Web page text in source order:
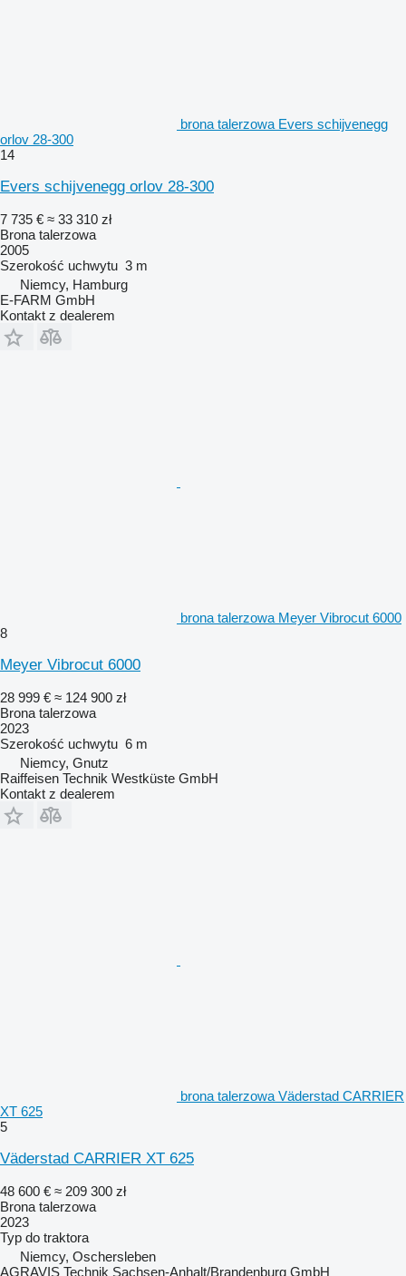
brona talerzowa Evers schijvenegg
orlov 28-300
14
Evers schijvenegg orlov 28-300
7 735 € ≈ 33 310 zł
Brona talerzowa
2005
Szerokość uchwytu 3 m
Niemcy, Hamburg
E-FARM GmbH
Kontakt z dealerem
brona talerzowa Meyer Vibrocut 6000
8
Meyer Vibrocut 6000
28 999 € ≈ 124 900 zł
Brona talerzowa
2023
Szerokość uchwytu 6 m
Niemcy, Gnutz
Raiffeisen Technik Westküste GmbH
Kontakt z dealerem
brona talerzowa Väderstad CARRIER
XT 625
5
Väderstad CARRIER XT 625
48 600 € ≈ 209 300 zł
Brona talerzowa
2023
Typ do traktora
Niemcy, Oschersleben
AGRAVIS Technik Sachsen-Anhalt/Brandenburg GmbH